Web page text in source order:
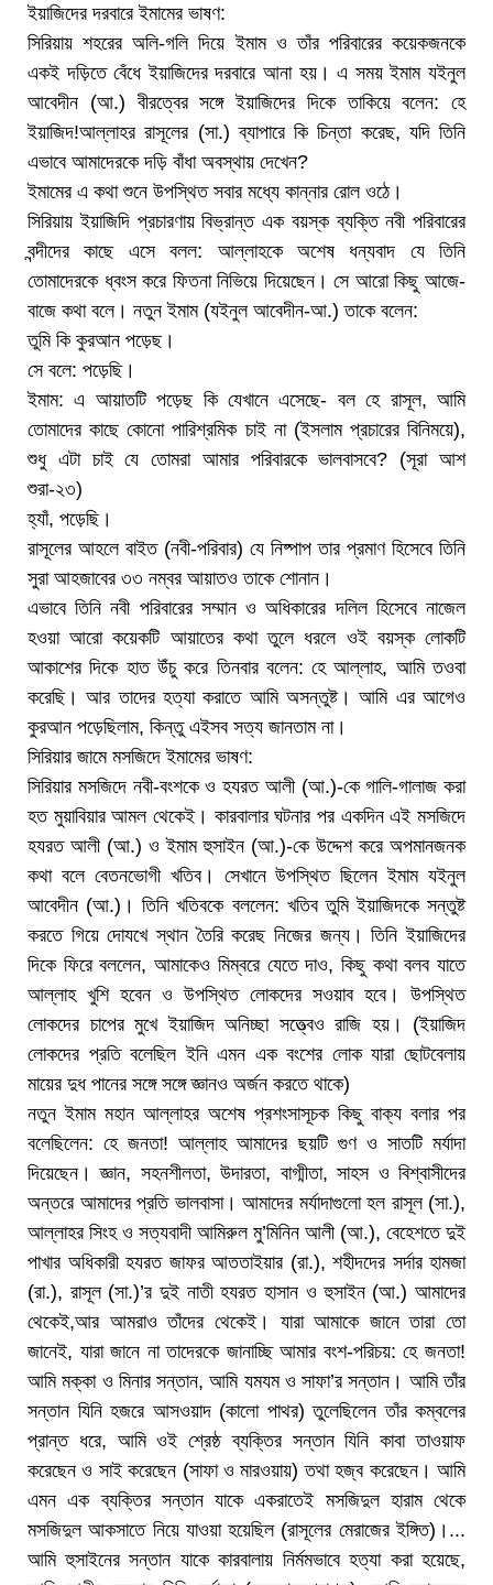
ইয়াজিদের দরবারে ইমামের ভাষণ:
সিরিয়ায় শহরের অলি-গলি দিয়ে ইমাম ও তাঁর পরিবারের কয়েকজনকে
একই দড়িতে বেঁধে ইয়াজিদের দরবারে আনা হয়। এ সময় ইমাম যইনুল
আবেদীন (আ.) বীরত্বের সঙ্গে ইয়াজিদের দিকে তাকিয়ে বলেন: হে
ইয়াজিদ!আল্লাহর রাসূলের (সা.) ব্যাপারে কি চিন্তা করেছ, যদি তিনি
এভাবে আমাদেরকে দড়ি বাঁধা অবস্থায় দেখেন?
ইমামের এ কথা শুনে উপস্থিত সবার মধ্যে কান্নার রোল ওঠে।
সিরিয়ায় ইয়াজিদি প্রচারণায় বিভ্রান্ত এক বয়স্ক ব্যক্তি নবী পরিবারের
বন্দীদের কাছে এসে বলল: আল্লাহকে অশেষ ধন্যবাদ যে তিনি
তোমাদেরকে ধ্বংস করে ফিতনা নিভিয়ে দিয়েছেন। সে আরো কিছু আজে-
বাজে কথা বলে। নতুন ইমাম (যইনুল আবেদীন-আ.) তাকে বলেন:
তুমি কি কুরআন পড়েছ।
সে বলে: পড়েছি।
ইমাম: এ আয়াতটি পড়েছ কি যেখানে এসেছে- বল হে রাসূল, আমি
তোমাদের কাছে কোনো পারিশ্রমিক চাই না (ইসলাম প্রচারের বিনিময়ে),
শুধু এটা চাই যে তোমরা আমার পরিবারকে ভালবাসবে? (সূরা আশ
শুরা-২৩)
হ্যাঁ, পড়েছি।
রাসূলের আহলে বাইত (নবী-পরিবার) যে নিষ্পাপ তার প্রমাণ হিসেবে তিনি
সুরা আহজাবের ৩৩ নম্বর আয়াতও তাকে শোনান।
এভাবে তিনি নবী পরিবারের সম্মান ও অধিকারের দলিল হিসেবে নাজেল
হওয়া আরো কয়েকটি আয়াতের কথা তুলে ধরলে ওই বয়স্ক লোকটি
আকাশের দিকে হাত উঁচু করে তিনবার বলেন: হে আল্লাহ, আমি তওবা
করেছি। আর তাদের হত্যা করাতে আমি অসন্তুষ্ট। আমি এর আগেও
কুরআন পড়েছিলাম, কিন্তু এইসব সত্য জানতাম না।
সিরিয়ার জামে মসজিদে ইমামের ভাষণ:
সিরিয়ার মসজিদে নবী-বংশকে ও হযরত আলী (আ.)-কে গালি-গালাজ করা
হত মুয়াবিয়ার আমল থেকেই। কারবালার ঘটনার পর একদিন এই মসজিদে
হযরত আলী (আ.) ও ইমাম হুসাইন (আ.)-কে উদ্দেশ করে অপমানজনক
কথা বলে বেতনভোগী খতিব। সেখানে উপস্থিত ছিলেন ইমাম যইনুল
আবেদীন (আ.)। তিনি খতিবকে বললেন: খতিব তুমি ইয়াজিদকে সন্তুষ্ট
করতে গিয়ে দোযখে স্থান তৈরি করেছ নিজের জন্য। তিনি ইয়াজিদের
দিকে ফিরে বললেন, আমাকেও মিম্বরে যেতে দাও, কিছু কথা বলব যাতে
আল্লাহ খুশি হবেন ও উপস্থিত লোকদের সওয়াব হবে। উপস্থিত
লোকদের চাপের মুখে ইয়াজিদ অনিচ্ছা সত্ত্বেও রাজি হয়। (ইয়াজিদ
লোকদের প্রতি বলেছিল ইনি এমন এক বংশের লোক যারা ছোটবেলায়
মায়ের দুধ পানের সঙ্গে সঙ্গে জ্ঞানও অর্জন করতে থাকে)
নতুন ইমাম মহান আল্লাহর অশেষ প্রশংসাসূচক কিছু বাক্য বলার পর
বলেছিলেন: হে জনতা! আল্লাহ আমাদের ছয়টি গুণ ও সাতটি মর্যাদা
দিয়েছেন। জ্ঞান, সহনশীলতা, উদারতা, বাগ্মীতা, সাহস ও বিশ্বাসীদের
অন্তরে আমাদের প্রতি ভালবাসা। আমাদের মর্যাদাগুলো হল রাসূল (সা.),
আল্লাহর সিংহ ও সত্যবাদী আমিরুল মু’মিনিন আলী (আ.), বেহেশতে দুই
পাখার অধিকারী হযরত জাফর আততাইয়ার (রা.), শহীদদের সর্দার হামজা
(রা.), রাসূল (সা.)’র দুই নাতী হযরত হাসান ও হুসাইন (আ.) আমাদের
থেকেই,আর আমরাও তাঁদের থেকেই। যারা আমাকে জানে তারা তো
জানেই, যারা জানে না তাদেরকে জানাচ্ছি আমার বংশ-পরিচয়: হে জনতা!
আমি মক্কা ও মিনার সন্তান, আমি যমযম ও সাফা’র সন্তান। আমি তাঁর
সন্তান যিনি হজরে আসওয়াদ (কালো পাথর) তুলেছিলেন তাঁর কম্বলের
প্রান্ত ধরে, আমি ওই শ্রেষ্ঠ ব্যক্তির সন্তান যিনি কাবা তাওয়াফ
করেছেন ও সাই করেছেন (সাফা ও মারওয়ায়) তথা হজ্ব করেছেন। আমি
এমন এক ব্যক্তির সন্তান যাকে একরাতেই মসজিদুল হারাম থেকে
মসজিদুল আকসাতে নিয়ে যাওয়া হয়েছিল (রাসূলের মেরাজের ইঙ্গিত)।...
আমি হুসাইনের সন্তান যাকে কারবালায় নির্মমভাবে হত্যা করা হয়েছে,